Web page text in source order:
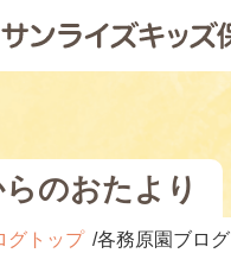
らのおたより
グトップ 各務原園ブログ